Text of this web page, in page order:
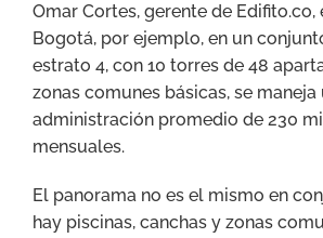
Omar Cortes, gerente de Edifito.co,
Bogotá, por ejemplo, en un
estrato 4, con 10 torres de 48
zonas comunes básicas, se
administración promedio de 230
mensuales.
El panorama no es el mismo en
hay piscinas, canchas y zonas